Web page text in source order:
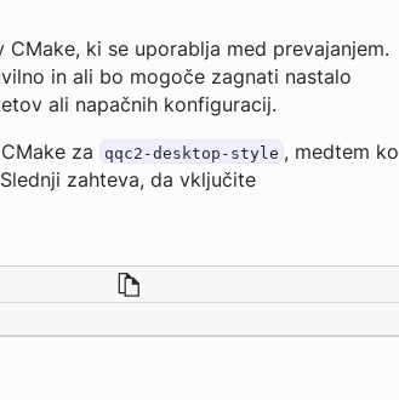
ki se uporablja med prevajanjem.
in ali bo mogoče zagnati nastalo
ali napačnih konfiguracij.
za qqc2-desktop-style , medtem ko
zahteva, da vključite